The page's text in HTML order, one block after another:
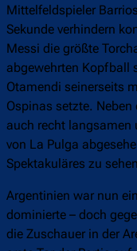
Mittelfeldspieler
Sekunde verhindern
Messi die größte
abgewehrten Kopfball
Otamendi seinerseits
Ospinas setzte.
auch recht langsamen
von La Pulga
Spektakuläres zu
Argentinien war nun
dominierte – doch
die Zuschauer in der